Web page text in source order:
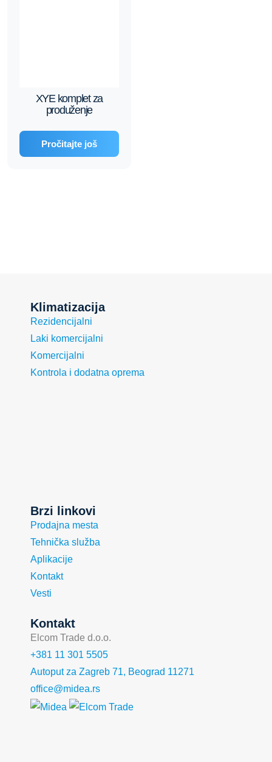
XYE komplet za
produženje
Pročitajte još
Klimatizacija
Rezidencijalni
Laki komercijalni
Komercijalni
Kontrola i dodatna oprema
Brzi linkovi
Prodajna mesta
Tehnička služba
Aplikacije
Kontakt
Vesti
Kontakt
Elcom Trade d.o.o.
+381 11 301 5505
Autoput za Zagreb 71, Beograd 11271
office@midea.rs